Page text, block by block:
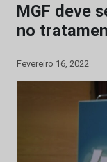
MGF deve
no
Fevereiro 16, 2022